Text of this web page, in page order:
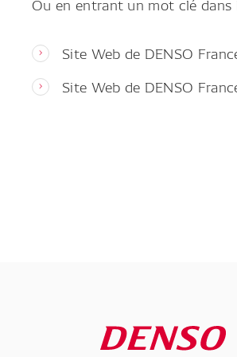
Site Web de DENSO
Site Web de DENSO